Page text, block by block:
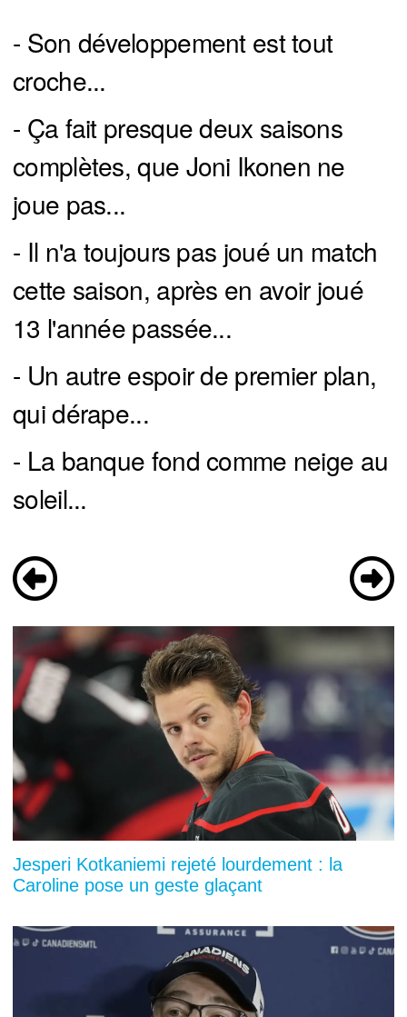
- Son développement est tout
croche...
- Ça fait presque deux saisons
complètes, que Joni Ikonen ne
joue pas...
- Il n'a toujours pas joué un match
cette saison, après en avoir joué
13 l'année passée...
- Un autre espoir de premier plan,
qui dérape...
- La banque fond comme neige au
soleil...
Jesperi Kotkaniemi rejeté lourdement : la
Caroline pose un geste glaçant